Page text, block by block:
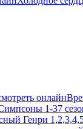
1-37
Генри